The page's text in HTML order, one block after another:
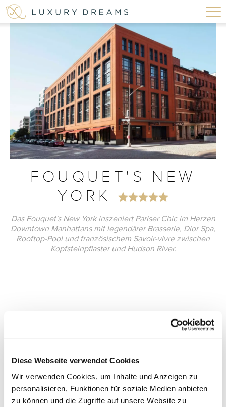
Diese Webseite verwendet Cookies
Wir verwenden Cookies, um Inhalte und Anzeigen zu
personalisieren, Funktionen für soziale Medien anbieten
zu können und die Zugriffe auf unsere Website zu
FOUQUET'S NEW
YORK
Das Fouquet's New York inszeniert Pariser Chic im Herzen
Downtown Manhattans mit legendärer Brasserie, Dior Spa,
Rooftop-Pool und französischem Savoir-vivre zwischen
Kopfsteinpflaster und Hudson River.